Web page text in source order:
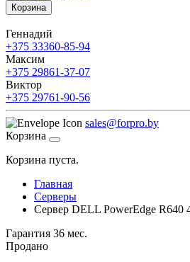
Корзина
Геннадий
+375 33360-85-94
Максим
+375 29861-37-07
Виктор
+375 29761-90-56
sales@forpro.by
Корзина
Корзина пуста.
Главная
Серверы
Сервер DELL PowerEdge R640
Гарантия 36 мес.
Продано